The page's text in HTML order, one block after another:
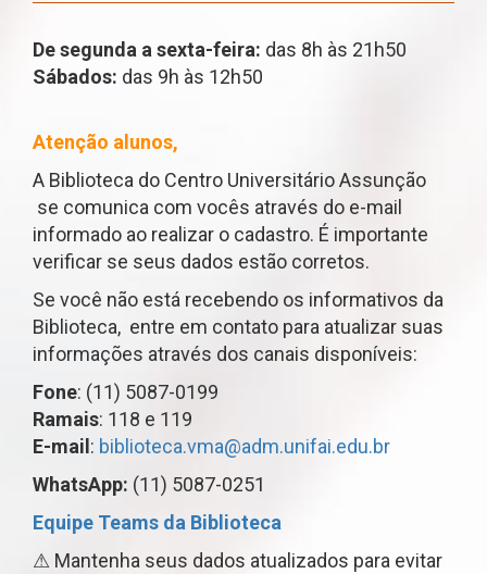
De segunda a sexta-feira: das 8h às 21h50
Sábados: das 9h às 12h50
Atenção alunos,
​A Biblioteca do Centro Universitário Assunção
se comunica com vocês através do e-mail
informado ao realizar o cadastro. É importante
verificar se seus dados estão corretos.
Se você não está recebendo os informativos da
Biblioteca, entre em contato para atualizar suas
informações através dos canais disponíveis:
Fone: (11) 5087-0199
Ramais: 118 e 119
E-mail : biblioteca.vma@adm.unifai.edu.br
WhatsApp: (11) 5087-0251
Equipe Teams da Biblioteca
⚠ Mantenha seus dados atualizados para evitar